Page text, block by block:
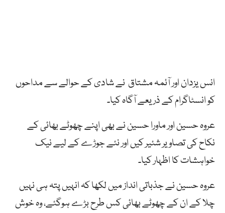
انس یزدان اور آئمہ مشتاق نے شادی کے حوالے سے مداحوں
کو انسٹاگرام کے ذریعے آگاہ کیا۔
عروہ حسین اور ماورا حسین نے بھی اپنے چھوٹے بھائی کے
نکاح کی تصاویر شئیر کیں اور نئے جوڑے کے لیے نیک
خواہشات کا اظہار کیا۔
عروہ حسین نے جذباتی انداز میں لکھا کہ انہیں پتہ ہی نہیں
چلا کے ان کے چھوٹے بھائی کس طرح بڑے ہوگئے، وہ خوش